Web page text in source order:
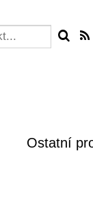
Ostatní